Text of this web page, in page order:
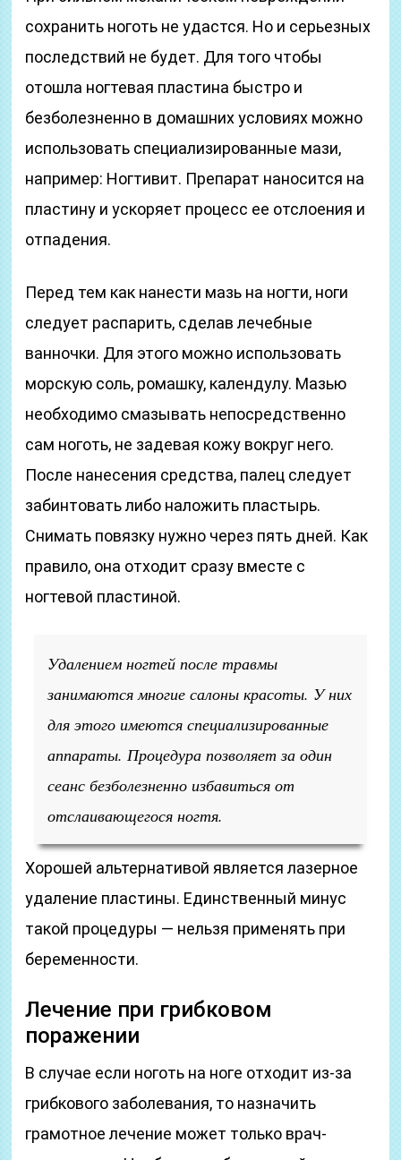
сохранить ноготь не удастся. Но и серьезных
последствий не будет. Для того чтобы
отошла ногтевая пластина быстро и
безболезненно в домашних условиях можно
использовать специализированные мази,
например: Ногтивит. Препарат наносится на
пластину и ускоряет процесс ее отслоения и
отпадения.
Перед тем как нанести мазь на ногти, ноги
следует распарить, сделав лечебные
ванночки. Для этого можно использовать
морскую соль, ромашку, календулу. Мазью
необходимо смазывать непосредственно
сам ноготь, не задевая кожу вокруг него.
После нанесения средства, палец следует
забинтовать либо наложить пластырь.
Снимать повязку нужно через пять дней. Как
правило, она отходит сразу вместе с
ногтевой пластиной.
Удалением ногтей после травмы
занимаются многие салоны красоты. У них
для этого имеются специализированные
аппараты. Процедура позволяет за один
сеанс безболезненно избавиться от
отслаивающегося ногтя.
Хорошей альтернативой является лазерное
удаление пластины. Единственный минус
такой процедуры — нельзя применять при
беременности.
Лечение при грибковом
поражении
В случае если ноготь на ноге отходит из-за
грибкового заболевания, то назначить
грамотное лечение может только врач-